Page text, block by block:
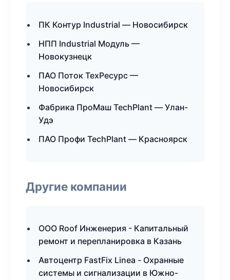
ПК Контур Industrial — Новосибирск
НПП Industrial Модуль —
Новокузнецк
ПАО Поток ТехРесурс —
Новосибирск
Фабрика ПроМаш TechPlant — Улан-
Удэ
ПАО Профи TechPlant — Красноярск
Другие компании
ООО Roof Инженерия - Капитальный
ремонт и перепланировка в Казань
Автоцентр FastFix Linea - Охранные
системы и сигнализации в Южно-